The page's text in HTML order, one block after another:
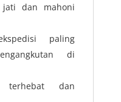
jati dan mahoni
paling
di
terhebat dan